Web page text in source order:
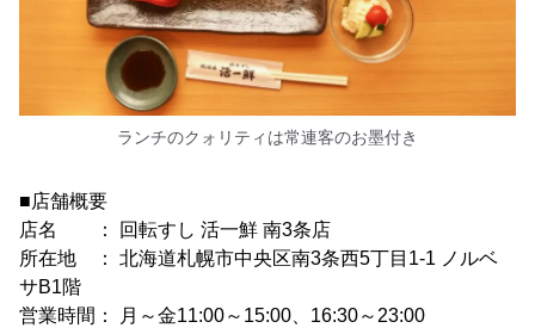
ランチのクォリティは常連客のお墨付き
■店舗概要
店名 ： 回転すし 活一鮮 南3条店
所在地 ： 北海道札幌市中央区南3条西5丁目1-1 ノルベ
サB1階
営業時間： 月～金11:00～15:00、16:30～23:00